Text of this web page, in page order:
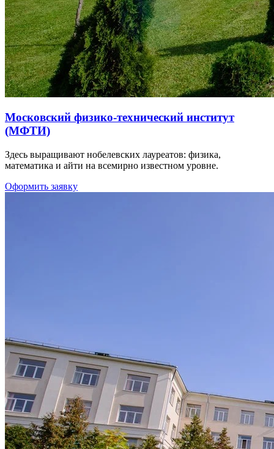
Московский физико-технический институт
(МФТИ)
Здесь выращивают нобелевских лауреатов: физика,
математика и айти на всемирно известном уровне.
Оформить заявку